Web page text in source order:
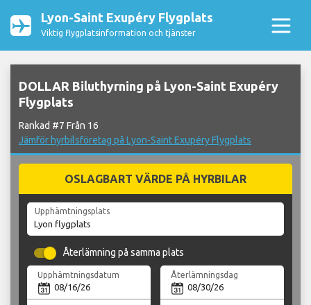
Lyon-Saint Exupéry Flygplats
Viktig flygplatsinformation och tjänster
DOLLAR Biluthyrning på Lyon-Saint Exupéry
Flygplats
Rankad #7 Från 16
Jämför hyrbilsföretag på Lyon-Saint Exupéry Flygplats
OSLAGBART VÄRDE PÅ HYRBILAR
Upphämtningsplats
Återlämning på samma plats
Upphämtningsdatum Återlämningsdag